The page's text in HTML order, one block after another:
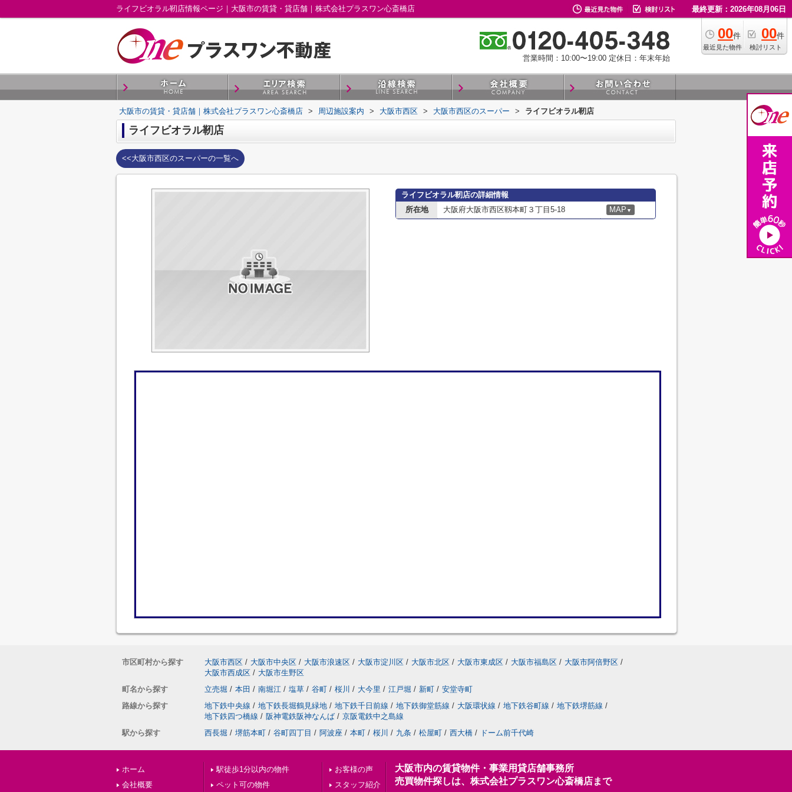
ライフビオラル靭店情報ページ｜大阪市の賃貸・貸店舗｜株式会社プラスワン心斎橋店 最終更新：2026年08月06日
00件
最近見た物件
00件
検討リスト
営業時間：10:00〜19:00 定休日：年末年始
大阪市の賃貸・貸店舗｜株式会社プラスワン心斎橋店 > 周辺施設案内 > 大阪市西区 > 大阪市西区のスーパー > ライフビオラル靭店
ライフビオラル靭店
<<大阪市西区のスーパーの一覧へ
ライフビオラル靭店の詳細情報
所在地
大阪府大阪市西区靱本町３丁目5-18 MAP ▼
市区町村から探す 大阪市西区 / 大阪市中央区 / 大阪市浪速区 / 大阪市淀川区 / 大阪市北区 / 大阪市東成区 / 大阪市福島区 / 大阪市阿倍野区 /
大阪市西成区 / 大阪市生野区
町名から探す
立売堀 / 本田 / 南堀江 / 塩草 / 谷町 / 桜川 / 大今里 / 江戸堀 / 新町 / 安堂寺町
路線から探す
地下鉄中央線 / 地下鉄長堀鶴見緑地 / 地下鉄千日前線 / 地下鉄御堂筋線 / 大阪環状線 / 地下鉄谷町線 / 地下鉄堺筋線 /
地下鉄四つ橋線 / 阪神電鉄阪神なんば / 京阪電鉄中之島線
駅から探す
西長堀 / 堺筋本町 / 谷町四丁目 / 阿波座 / 本町 / 桜川 / 九条 / 松屋町 / 西大橋 / ドーム前千代崎
ホーム
会社概要
駅徒歩1分以内の物件
ペット可の物件
お客様の声
スタッフ紹介
大阪市内の賃貸物件・事業用貸店舗事務所
売買物件探しは、株式会社プラスワン心斎橋店まで